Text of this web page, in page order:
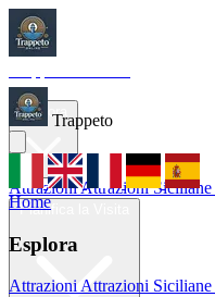
Home
AttrazioniAttrazioni Siciliane
Trappeto
Home
Esplora
AttrazioniAttrazioni Siciliane